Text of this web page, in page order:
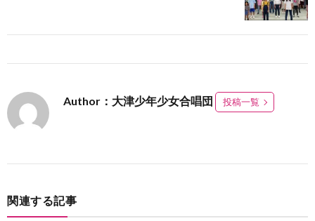
Author：大津少年少女合唱団 投稿一覧
関連する記事